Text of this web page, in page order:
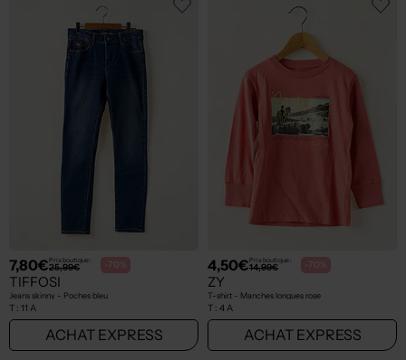
7,80€Prix boutique :
25,99€ -70%
TIFFOSI
Jeans skinny - Poches bleu
T : 11 A
ACHAT EXPRESS
4,50€Prix boutique :
14,99€ -70%
ZY
T-shirt - Manches longues rose
T : 4 A
ACHAT EXPRESS